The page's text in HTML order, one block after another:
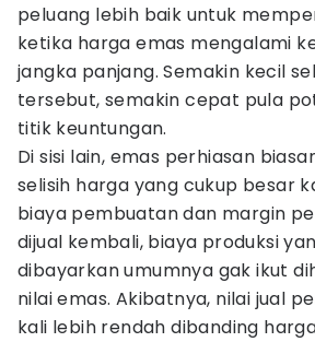
peluang lebih baik untuk
ketika harga emas mengalami
jangka panjang. Semakin kecil
tersebut, semakin cepat pula
titik keuntungan.
Di sisi lain, emas perhiasan
selisih harga yang cukup besar
biaya pembuatan dan margin
dijual kembali, biaya produksi
dibayarkan umumnya gak ikut
nilai emas. Akibatnya, nilai jual
kali lebih rendah dibanding